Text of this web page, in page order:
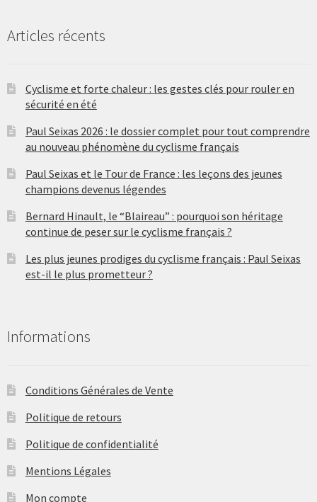
Articles récents
Cyclisme et forte chaleur : les gestes clés pour rouler en
sécurité en été
Paul Seixas 2026 : le dossier complet pour tout comprendre
au nouveau phénomène du cyclisme français
Paul Seixas et le Tour de France : les leçons des jeunes
champions devenus légendes
Bernard Hinault, le “Blaireau” : pourquoi son héritage
continue de peser sur le cyclisme français ?
Les plus jeunes prodiges du cyclisme français : Paul Seixas
est-il le plus prometteur ?
Informations
Conditions Générales de Vente
Politique de retours
Politique de confidentialité
Mentions Légales
Mon compte